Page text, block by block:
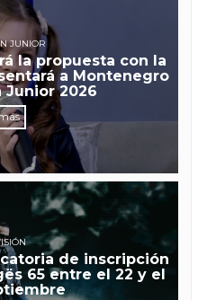
JUNIOR
la propuesta con la
a Montenegro
Junior 2026
de inscripción
65 entre el 22 y el